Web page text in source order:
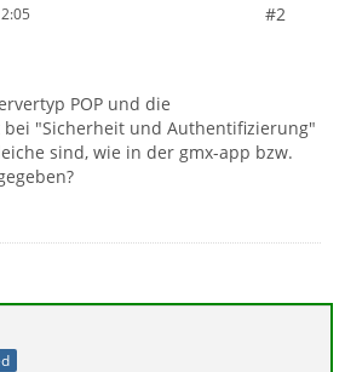
#2
POP und die
"Sicherheit und Authentifizierung"
sind, wie in der gmx-app bzw.